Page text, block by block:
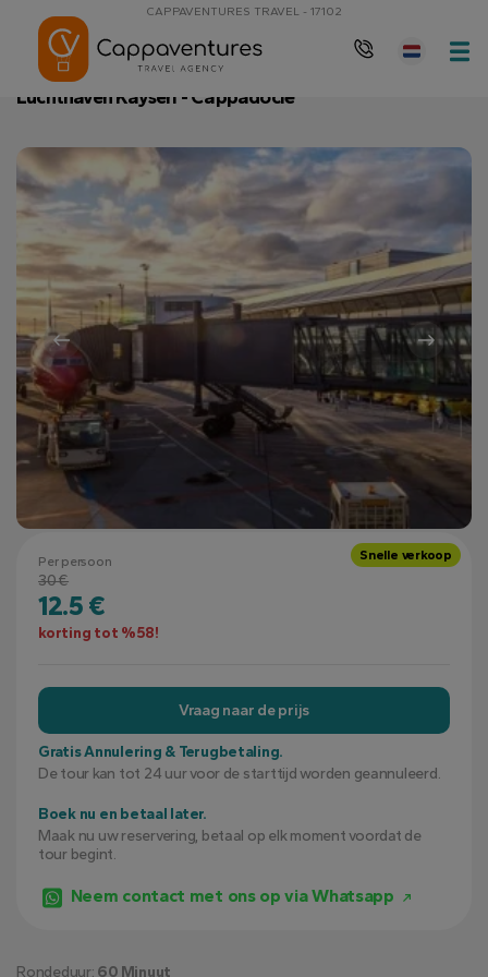
CAPPAVENTURES TRAVEL - 17102
Hoofdpagina
Luchthaven Kayseri - Cappadocië
Per persoon
30 €
12.5 €
korting tot %58!
Snelle verkoop
Vraag naar de prijs
Gratis Annulering & Terugbetaling.
De tour kan tot 24 uur voor de starttijd worden geannuleerd.
Boek nu en betaal later.
Maak nu uw reservering, betaal op elk moment voordat de
tour begint.
Neem contact met ons op via Whatsapp
Rondeduur: 60 Minuut